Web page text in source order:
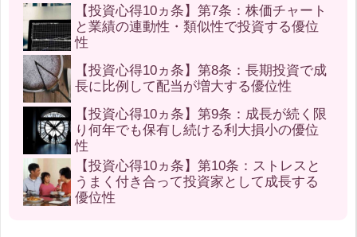
【投資心得10ヵ条】第7条：株価チャート
と業績の連動性・類似性で投資する優位
性
【投資心得10ヵ条】第8条：長期投資で成
長に比例して配当が増大する優位性
【投資心得10ヵ条】第9条：成長が続く限
り何年でも保有し続ける利大損小の優位
性
【投資心得10ヵ条】第10条：ストレスと
うまく付き合って投資家として成長する
優位性